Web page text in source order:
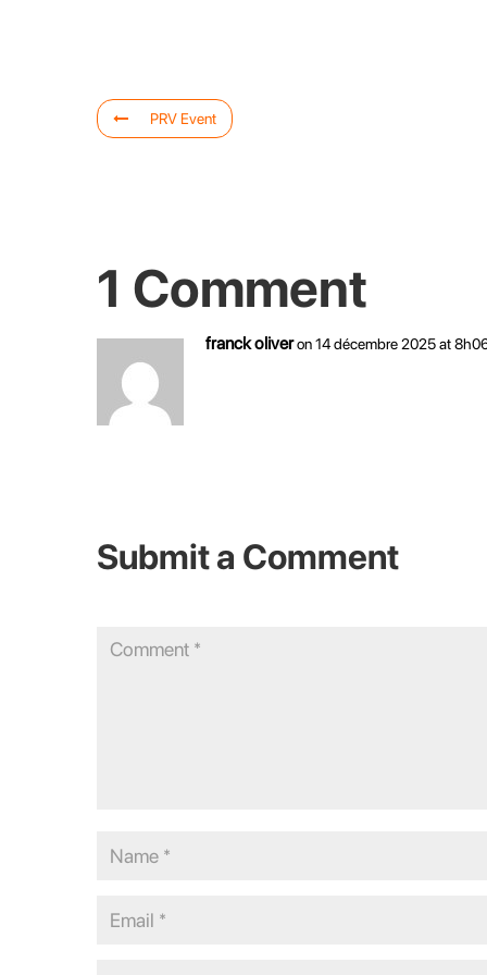
PRV Event
1 Comment
franck oliveron 14 décembre 2025 at
Submit a Comment